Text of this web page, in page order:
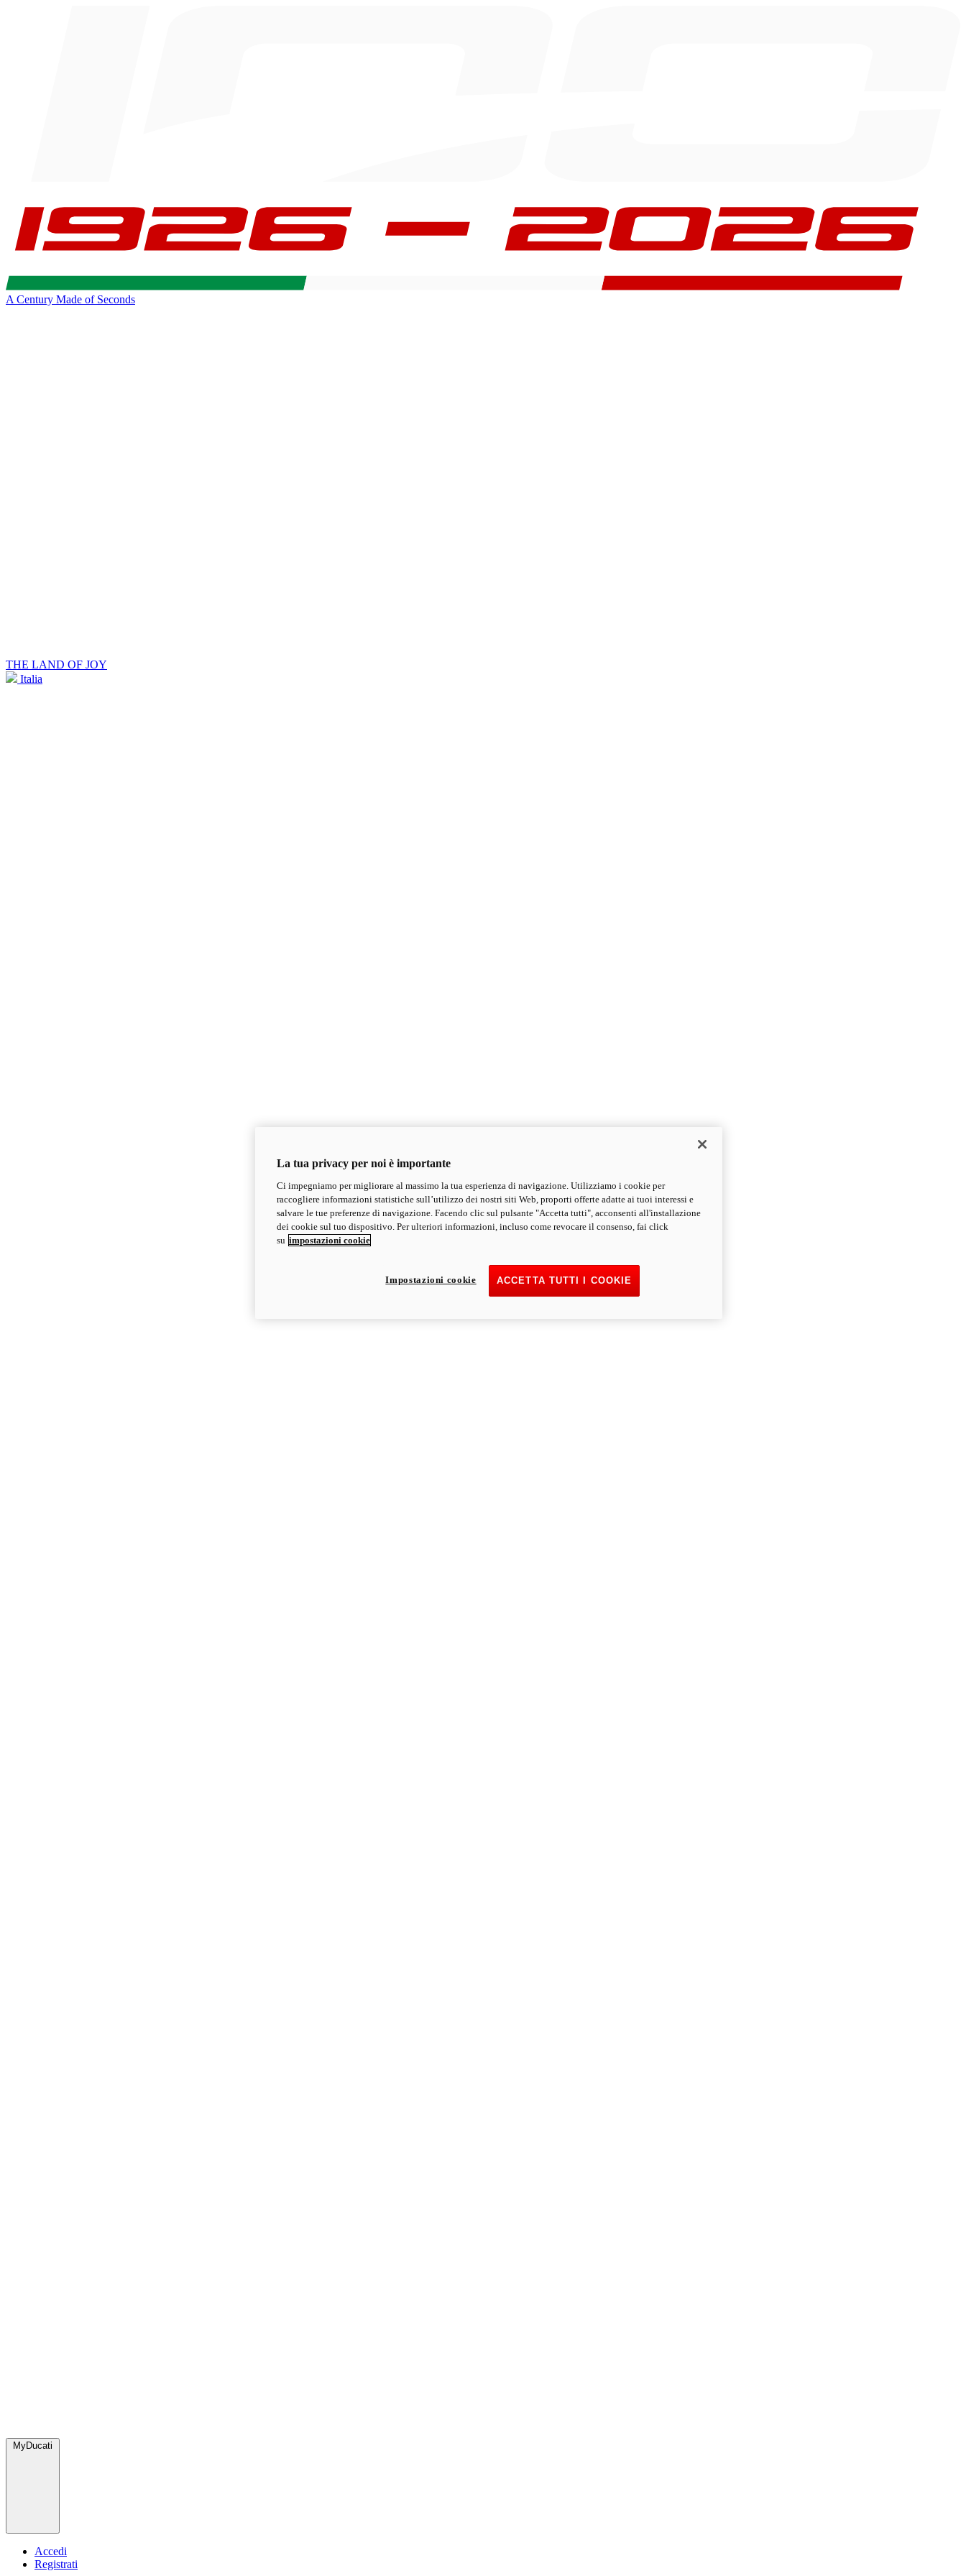
A Century Made of Seconds
THE LAND OF JOY
Italia
MyDucati
Accedi
Registrati
La tua privacy per noi è importante
Ci impegniamo per migliorare al massimo la tua esperienza di navigazione. Utilizziamo i cookie per
raccogliere informazioni statistiche sull’utilizzo dei nostri siti Web, proporti offerte adatte ai tuoi interessi e
salvare le tue preferenze di navigazione. Facendo clic sul pulsante "Accetta tutti", acconsenti all'installazione
dei cookie sul tuo dispositivo. Per ulteriori informazioni, incluso come revocare il consenso, fai click
su impostazioni cookie
ACCETTA TUTTI I COOKIE
Impostazioni cookie